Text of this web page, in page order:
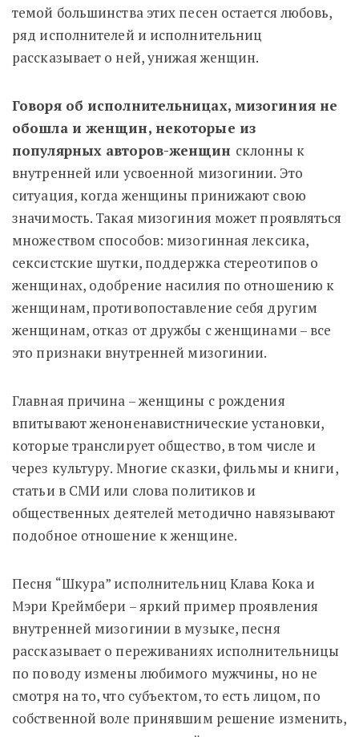
темой большинства этих песен остается любовь,
ряд исполнителей и исполнительниц
рассказывает о ней, унижая женщин.
Говоря об исполнительницах, мизогиния не
обошла и женщин, некоторые из
популярных авторов-женщин склонны к
внутренней или усвоенной мизогинии. Это
ситуация, когда женщины принижают свою
значимость. Такая мизогиния может проявляться
множеством способов: мизогинная лексика,
сексистские шутки, поддержка стереотипов о
женщинах, одобрение насилия по отношению к
женщинам, противопоставление себя другим
женщинам, отказ от дружбы с женщинами – все
это признаки внутренней мизогинии.
Главная причина – женщины с рождения
впитывают женоненавистнические установки,
которые транслирует общество, в том числе и
через культуру. Многие сказки, фильмы и книги,
статьи в СМИ или слова политиков и
общественных деятелей методично навязывают
подобное отношение к женщине.
Песня “Шкура” исполнительниц Клава Кока и
Мэри Креймбери – яркий пример проявления
внутренней мизогинии в музыке, песня
рассказывает о переживаниях исполнительницы
по поводу измены любимого мужчины, но не
смотря на то, что субъектом, то есть лицом, по
собственной воле принявшим решение изменить,